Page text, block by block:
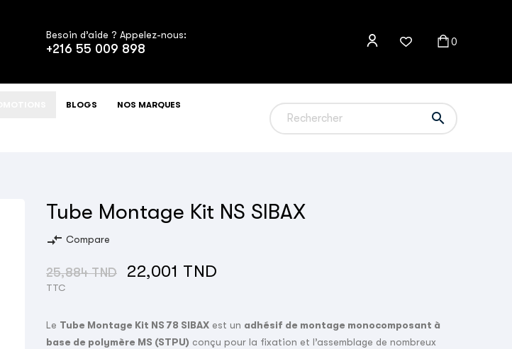
Besoin d’aide ? Appelez-nous:
+216 55 009 898
0
BLOGS NOS MARQUES

Tube Montage Kit NS SIBAX
compare_arrows Compare
25,884 TND 22,001 TND
TTC
Le Tube Montage Kit NS 78 SIBAX est un adhésif de montage monocomposant à
base de polymère MS (STPU) conçu pour la fixation et l’assemblage de nombreux